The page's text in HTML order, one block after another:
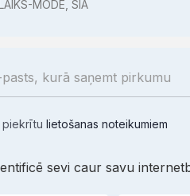
MODE, SIA
piekrītu lietošanas noteikumiem
sevi caur savu